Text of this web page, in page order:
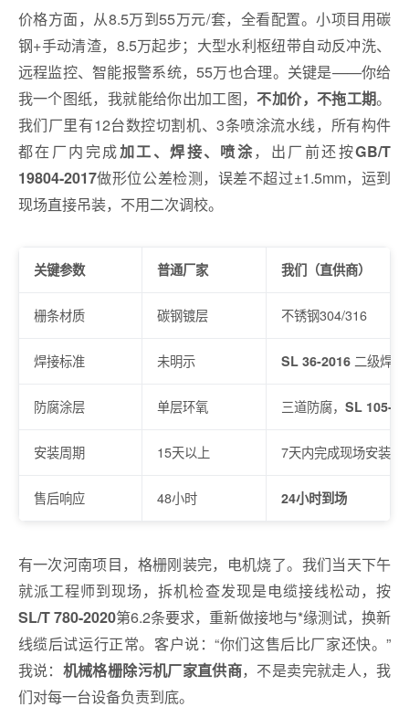
价格方面，从8.5万到55万元/套，全看配置。小项目用碳
钢+手动清渣，8.5万起步；大型水利枢纽带自动反冲洗、
远程监控、智能报警系统，55万也合理。关键是——你给
我一个图纸，我就能给你出加工图，不加价，不拖工期。
我们厂里有12台数控切割机、3条喷涂流水线，所有构件
都在厂内完成加工、焊接、喷涂，出厂前还按GB/T
19804-2017做形位公差检测，误差不超过±1.5mm，运到
现场直接吊装，不用二次调校。
关键参数 普通厂家 我们（直供商）
栅条材质 碳钢镀层 不锈钢304/316
焊接标准 未明示 SL 36-2016二级焊缝
防腐涂层 单层环氧 三道防腐， SL 105-
安装周期 15天以上 7天内完成现场安装
售后响应 48小时 24小时到场
有一次河南项目，格栅刚装完，电机烧了。我们当天下午
就派工程师到现场，拆机检查发现是电缆接线松动，按
SL/T 780-2020第6.2条要求，重新做接地与*缘测试，换新
线缆后试运行正常。客户说：“你们这售后比厂家还快。”
我说： 机械格栅除污机厂家直供商，不是卖完就走人，我
们对每一台设备负责到底。